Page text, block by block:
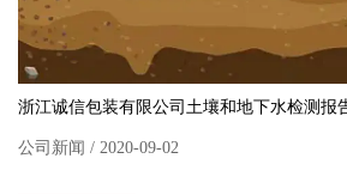
浙江诚信包装有限公司土壤和地下水检测报
公司新闻 / 2020-09-02